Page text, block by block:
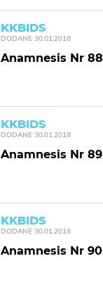
KKBIDS
DODANE 30.01.2018
Anamnesis Nr 88
KKBIDS
DODANE 30.01.2018
Anamnesis Nr 89
KKBIDS
DODANE 30.01.2018
Anamnesis Nr 90